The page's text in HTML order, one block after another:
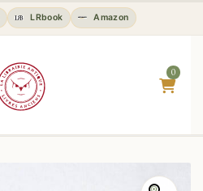
LRbook Amazon
0